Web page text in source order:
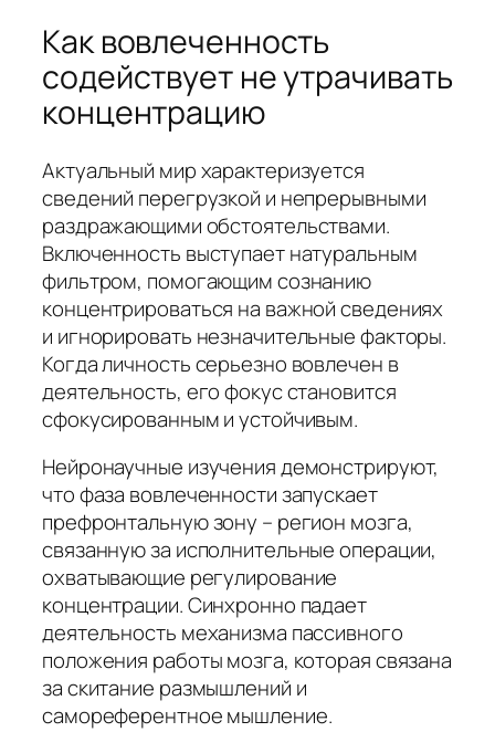
Как вовлеченность
содействует не утрачивать
концентрацию
Актуальный мир характеризуется
сведений перегрузкой и непрерывными
раздражающими обстоятельствами.
Включенность выступает натуральным
фильтром, помогающим сознанию
концентрироваться на важной сведениях
и игнорировать незначительные факторы.
Когда личность серьезно вовлечен в
деятельность, его фокус становится
сфокусированным и устойчивым.
Нейронаучные изучения демонстрируют,
что фаза вовлеченности запускает
префронтальную зону – регион мозга,
связанную за исполнительные операции,
охватывающие регулирование
концентрации. Синхронно падает
деятельность механизма пассивного
положения работы мозга, которая связана
за скитание размышлений и
самореферентное мышление.